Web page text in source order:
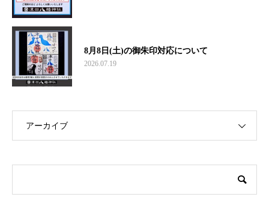
8月8日(土)の御朱印対応について
2026.07.19
アーカイブ